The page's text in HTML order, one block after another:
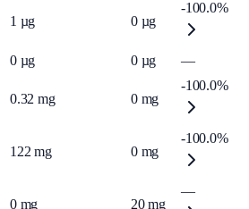
1 µg 0 µg
-100.0%
0 µg 0 µg —
0.32 mg 0 mg
-100.0%
122 mg 0 mg
-100.0%
0 mg 20 mg
—